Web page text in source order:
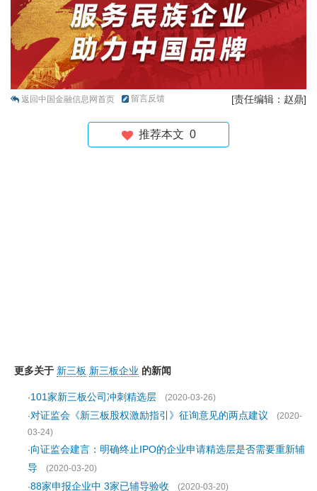
返回中国金融信息网首页 留言反馈 [责任编辑：赵鼎]
推荐本文 0
更多关于 新三板 新三板企业 的新闻
·101家新三板公司冲刺精选层
(2020-03-26)
·对证监会《新三板股权激励指引》征询意见的两点建议
(2020-
03-24)
·向证监会建言：明确终止IPO的企业申请精选层是否需要重新辅
导
(2020-03-20)
·88家申报企业中 3家已辅导验收 (2020-03-20)